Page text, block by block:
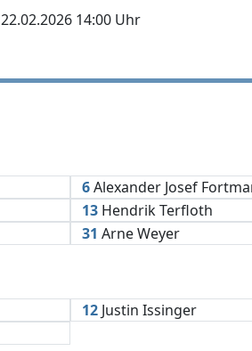
22.02.2026 14:00 Uhr
6Alexander Josef
13 Hendrik Terfloth
31 Arne Weyer
12 Justin Issinger